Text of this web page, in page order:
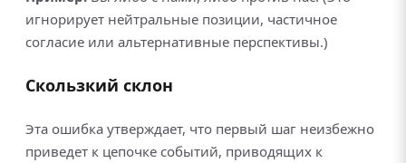
игнорирует нейтральные позиции, частичное
согласие или альтернативные перспективы.)
Скользкий склон
Эта ошибка утверждает, что первый шаг неизбежно
приведет к цепочке событий, приводящих к